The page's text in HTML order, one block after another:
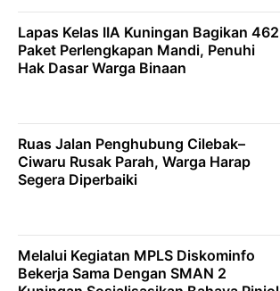
Lapas Kelas IIA Kuningan Bagikan 462
Paket Perlengkapan Mandi, Penuhi
Hak Dasar Warga Binaan
Ruas Jalan Penghubung Cilebak–
Ciwaru Rusak Parah, Warga Harap
Segera Diperbaiki
Melalui Kegiatan MPLS Diskominfo
Bekerja Sama Dengan SMAN 2